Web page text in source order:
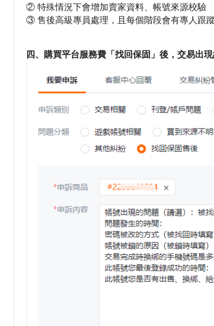
② 特殊情況下會增加賣家資料、帳號來源校驗
③ 售後高級專員處理，且每個階段會有專人跟
四、購買平台服務費 「 找回保固 」 後，交易出